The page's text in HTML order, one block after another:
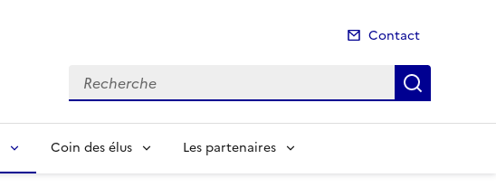
Contact
Recherche
Coin des élus Les partenaires